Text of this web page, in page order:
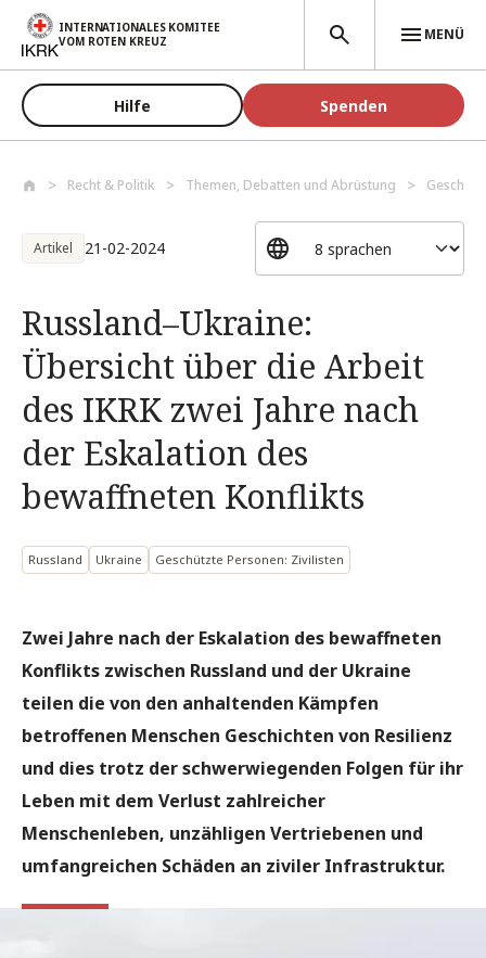
Direkt zum Inhalt
INTERNATIONALES KOMITEE
VOM ROTEN KREUZ
MENÜ
Hilfe Spenden
Recht & Politik Themen, Debatten und Abrüstung
Artikel 21-02-2024
Russland–Ukraine:
Übersicht über die Arbeit
des IKRK zwei Jahre nach
der Eskalation des
bewaffneten Konflikts
Russland Ukraine Geschützte Personen: Zivilisten
Zwei Jahre nach der Eskalation des bewaffneten
Konflikts zwischen Russland und der Ukraine
teilen die von den anhaltenden Kämpfen
betroffenen Menschen Geschichten von Resilienz
und dies trotz der schwerwiegenden Folgen für ihr
Leben mit dem Verlust zahlreicher
Menschenleben, unzähligen Vertriebenen und
umfangreichen Schäden an ziviler Infrastruktur.